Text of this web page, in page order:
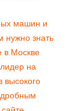
машин и
нужно знать
в Москве
на
высокого